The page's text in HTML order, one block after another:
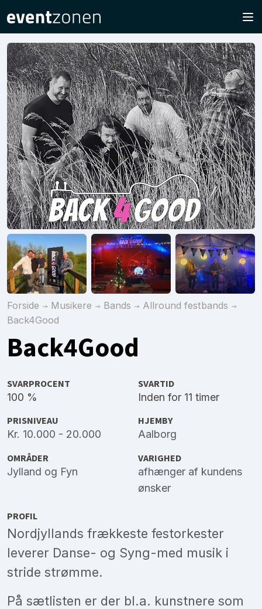
Forside Musikere Bands
Allround festbands
Back4Good
Back4Good
SVARPROCENT
100 %
SVARTID
Inden for 11 timer
PRISNIVEAU
Kr. 10.000 - 20.000
HJEMBY
Aalborg
OMRÅDER
Jylland og Fyn
VARIGHED
afhænger af kundens
ønsker
PROFIL
Nordjyllands frækkeste festorkester
leverer Danse- og Syng-med musik i
stride strømme.
På sætlisten er der bl.a. kunstnere som